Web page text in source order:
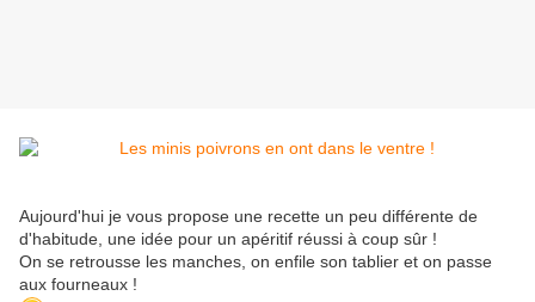
Aujourd'hui je vous propose une recette un peu différente de
d'habitude, une idée pour un apéritif réussi à coup sûr !
On se retrousse les manches, on enfile son tablier et on passe
aux fourneaux !